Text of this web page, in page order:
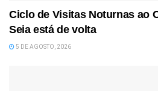
Ciclo de Visitas Noturnas ao
Seia está de volta
5 DE AGOSTO, 2026